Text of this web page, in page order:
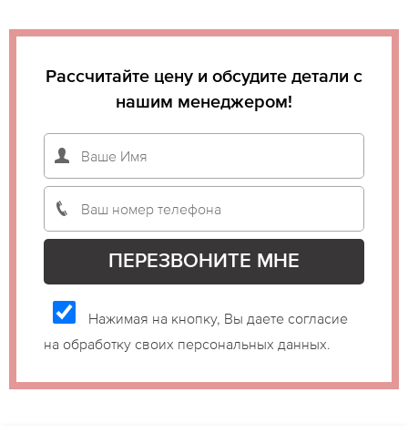
Рассчитайте цену и обсудите детали с
нашим менеджером!
Нажимая на кнопку, Вы даете согласие
на обработку своих персональных данных.